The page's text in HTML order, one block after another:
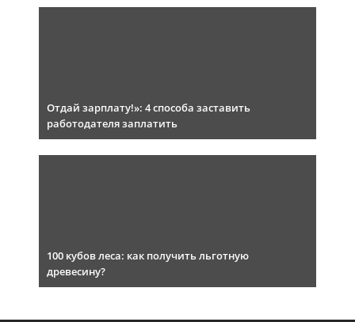
Отдай зарплату!»: 4 способа заставить
работодателя заплатить
100 кубов леса: как получить льготную
древесину?